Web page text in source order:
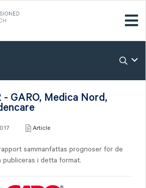
- GARO, Medica Nord,
Article
sammanfattas prognoser för de
publiceras i detta format.